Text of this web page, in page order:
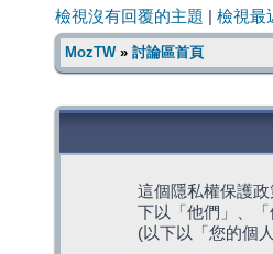
檢視沒有回覆的主題 檢視最
MozTW» 討論區首頁
這個隱私權保護
下以「他們」、
(以下以「您的個